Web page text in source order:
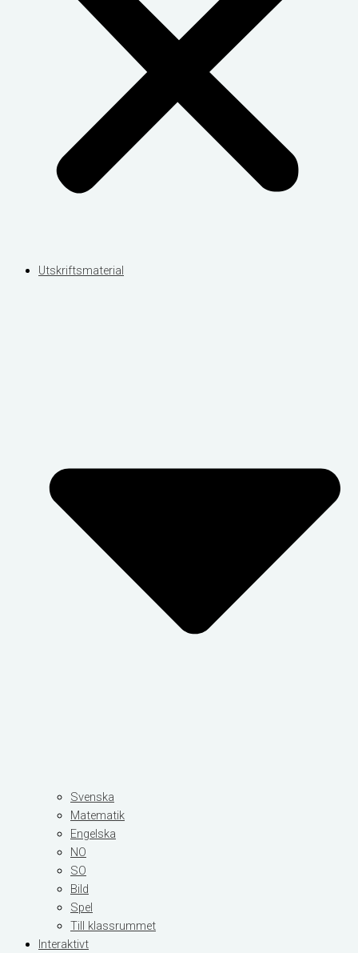
Utskriftsmaterial
Svenska
Matematik
Engelska
NO
SO
Bild
Spel
Till klassrummet
Interaktivt